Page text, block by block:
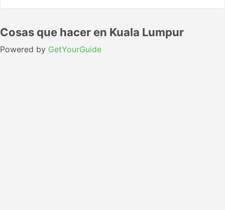
Cosas que hacer en Kuala Lumpur
Powered by GetYourGuide